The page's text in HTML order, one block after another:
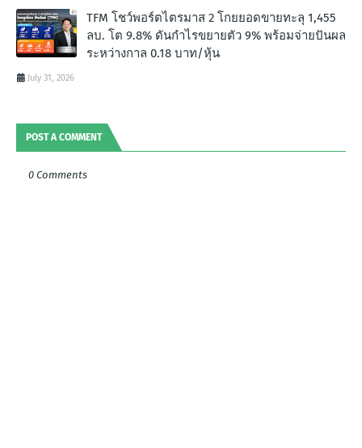
TFM โชว์พอร์ตไตรมาส 2 โกยยอดขายทะลุ 1,455
ลบ. โต 9.8% ดันกำไรขยายตัว 9% พร้อมจ่ายปันผล
ระหว่างกาล 0.18 บาท/หุ้น
July 31, 2026
POST A COMMENT
0 Comments